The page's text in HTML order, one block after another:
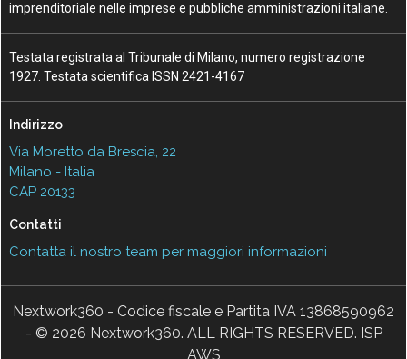
imprenditoriale nelle imprese e pubbliche amministrazioni italiane.
Testata registrata al Tribunale di Milano, numero registrazione
1927. Testata scientifica ISSN 2421-4167
Indirizzo
Via Moretto da Brescia, 22
Milano - Italia
CAP 20133
Contatti
Contatta il nostro team per maggiori informazioni
Nextwork360 - Codice fiscale e Partita IVA 13868590962
- © 2026 Nextwork360. ALL RIGHTS RESERVED. ISP
AWS